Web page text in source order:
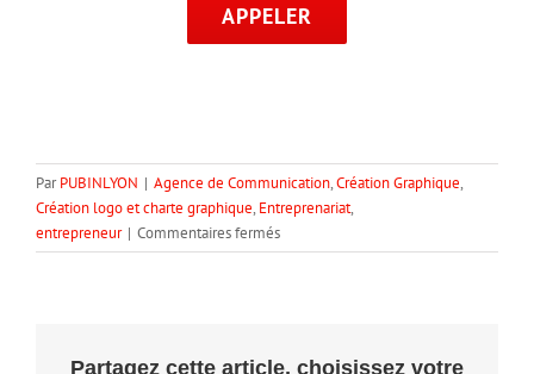
APPELER
ParPUBINLYON | Agence de Communication,Création Graphique,
Création logo et charte graphique, Entreprenariat,
entrepreneur | Commentaires ferméssur
Trouver
marque
Partagez cette article, choisissez votre